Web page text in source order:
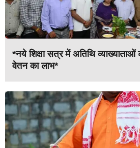
*नये शिक्षा सत्र में अतिथि व्याख्याताओं
वेतन का लाभ*